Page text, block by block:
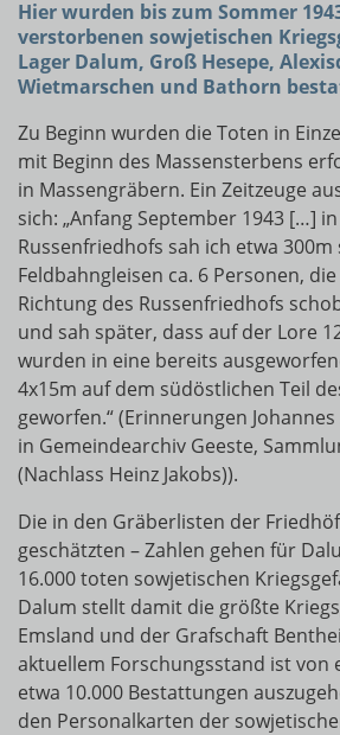
Hier wurden bis zum Sommer
verstorbenen sowjetischen
Lager Dalum, Groß Hesepe,
Wietmarschen und Bathorn
Zu Beginn wurden die Toten in
mit Beginn des Massensterbens
in Massengräbern. Ein Zeitzeuge
sich: „Anfang September 1943 […]
Russenfriedhofs sah ich etwa
Feldbahngleisen ca. 6 Personen,
Richtung des Russenfriedhofs
und sah später, dass auf der Lore
wurden in eine bereits
4x15m auf dem südöstlichen Teil
geworfen.“ (Erinnerungen
in Gemeindearchiv Geeste,
(Nachlass Heinz Jakobs)).
Die in den Gräberlisten der
geschätzten – Zahlen gehen für
16.000 toten sowjetischen
Dalum stellt damit die größte
Emsland und der Grafschaft
aktuellem Forschungsstand ist von
etwa 10.000 Bestattungen
den Personalkarten der